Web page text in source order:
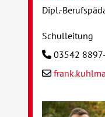
Dipl.-
Schulleitung
03542